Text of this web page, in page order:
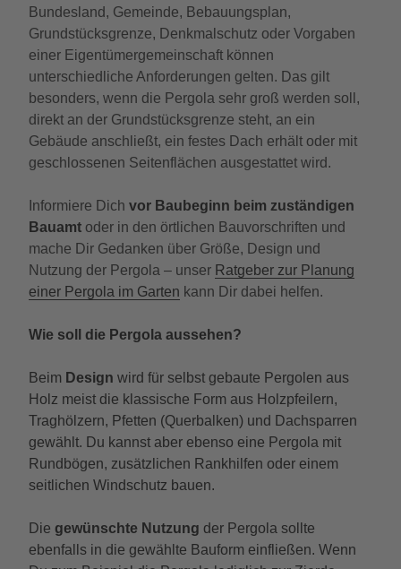
Bundesland, Gemeinde, Bebauungsplan,
Grundstücksgrenze, Denkmalschutz oder Vorgaben
einer Eigentümergemeinschaft können
unterschiedliche Anforderungen gelten. Das gilt
besonders, wenn die Pergola sehr groß werden soll,
direkt an der Grundstücksgrenze steht, an ein
Gebäude anschließt, ein festes Dach erhält oder mit
geschlossenen Seitenflächen ausgestattet wird.
Informiere Dich vor Baubeginn beim zuständigen
Bauamt oder in den örtlichen Bauvorschriften und
mache Dir Gedanken über Größe, Design und
Nutzung der Pergola – unser Ratgeber zur Planung
einer Pergola im Garten kann Dir dabei helfen.
Wie soll die Pergola aussehen?
Beim Design wird für selbst gebaute Pergolen aus
Holz meist die klassische Form aus Holzpfeilern,
Traghölzern, Pfetten (Querbalken) und Dachsparren
gewählt. Du kannst aber ebenso eine Pergola mit
Rundbögen, zusätzlichen Rankhilfen oder einem
seitlichen Windschutz bauen.
Die gewünschte Nutzung der Pergola sollte
ebenfalls in die gewählte Bauform einfließen. Wenn